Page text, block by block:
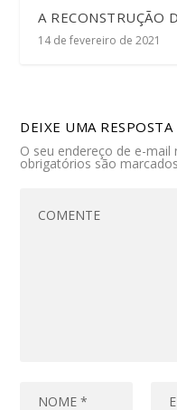
A RECONSTRUÇÃO
14 de fevereiro de 2021
DEIXE UMA RESPOSTA
O seu endereço de e-mail
obrigatórios são